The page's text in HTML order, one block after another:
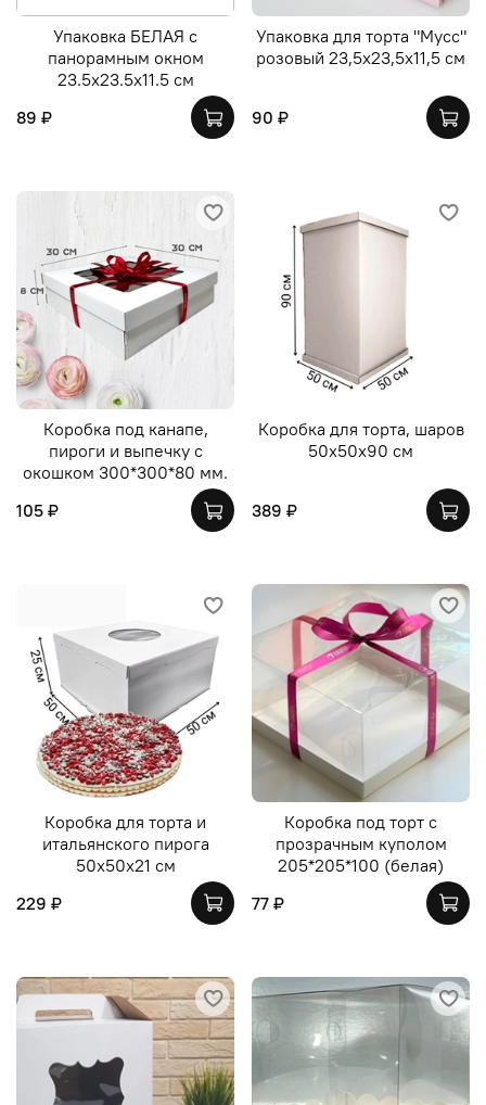
Упаковка БЕЛАЯ с
панорамным окном
23.5х23.5х11.5 см
89 ₽
Упаковка для торта "Мусс"
розовый 23,5х23,5х11,5 см
90 ₽
Коробка под канапе,
пироги и выпечку с
окошком 300*300*80 мм.
105 ₽
Коробка для торта, шаров
50х50х90 см
389 ₽
Коробка для торта и
итальянского пирога
50х50х21 см
229 ₽
Коробка под торт с
прозрачным куполом
205*205*100 (белая)
77 ₽